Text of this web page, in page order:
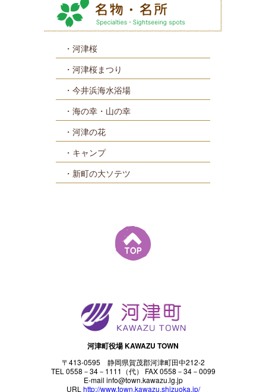
河津桜
河津桜まつり
今井浜海水浴場
海の幸・山の幸
河津の花
キャンプ
新町の大ソテツ
河津町役場 KAWAZU TOWN
〒413-0595 静岡県賀茂郡河津町田中212-2
TEL 0558－34－1111（代） FAX 0558－34－0099
E-mail info@town.kawazu.lg.jp
URL http://www.town.kawazu.shizuoka.jp/